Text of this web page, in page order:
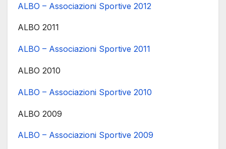
ALBO – Associazioni Sportive 2012
ALBO 2011
ALBO – Associazioni Sportive 2011
ALBO 2010
ALBO – Associazioni Sportive 2010
ALBO 2009
ALBO – Associazioni Sportive 2009